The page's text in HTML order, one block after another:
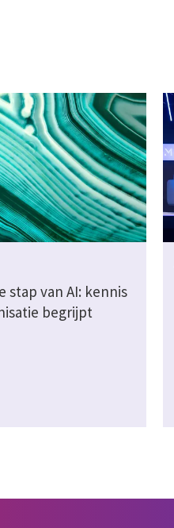
stap van AI: kennis
begrijpt